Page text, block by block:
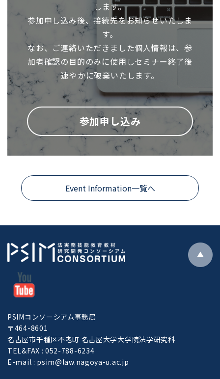
します。
参加申し込み後、接続先をお知らせいたしま
す。
なお、ご連絡いただきました個人情報は、参
加者確認の目的のみに使用しセミナー終了後
速やかに破棄いたします。
参加申し込み
Event Information一覧へ
PSIMコンソーシアム事務局
〒464-8601
名古屋市千種区不老町 名古屋大学大学院法学研究科
TEL&FAX : 052-788-6234
E-mail : psim@law.nagoya-u.ac.jp